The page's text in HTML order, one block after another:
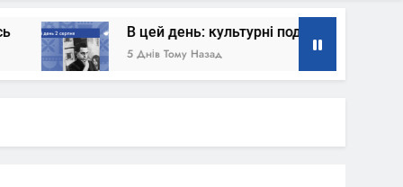
В цей день: культурні події 2 серпня – що сталось
5 Днів Тому Назад